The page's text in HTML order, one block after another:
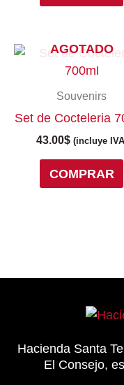
AGOTADO
Souvenirs
Set de Cocteleria
43.00$ (incluye
COMPRAR
Hacienda Santa
El Consejo,